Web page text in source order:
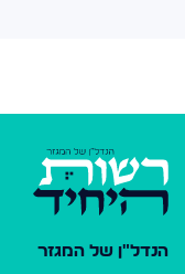
הנדל"ן של המגזר